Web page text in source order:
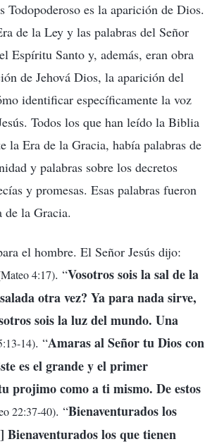
es la aparición de Dios.
de la Ley y las palabras del Señor
Espíritu Santo y, además, eran obra
de Jehová Dios, la aparición del
identificar específicamente la voz
Todos los que han leído la Biblia
la Era de la Gracia, había palabras de
y palabras sobre los decretos
y promesas. Esas palabras fueron
de la Gracia.
el hombre. El Señor Jesús dijo:
4:17). “Vosotros sois la sal de la
otra vez? Ya para nada sirve,
sois la luz del mundo. Una
14). “Amaras al Señor tu Dios con
es el grande y el primer
projimo como a ti mismo. De estos
22:37-40). “Bienaventurados los
los que tienen